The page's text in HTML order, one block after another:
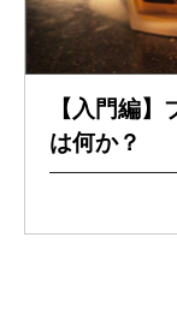
【入門編
は何か？